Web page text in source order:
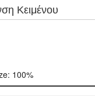
Κειμένου
100%